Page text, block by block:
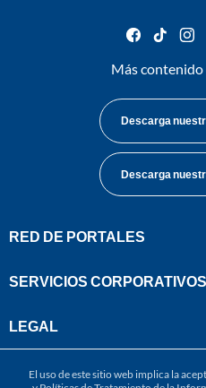
facebook
tiktok
Más contenido
Descarga
Descarga
RED DE PORTALES
SERVICIOS CORPORATIVOS
LEGAL
El uso de este sitio web implica la